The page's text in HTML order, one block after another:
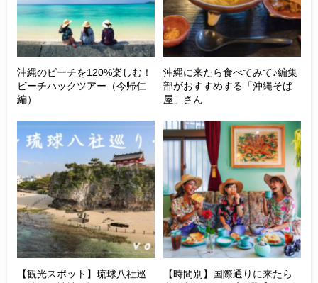
沖縄のビーチを120%楽しむ！
ビーチハックツアー（今帰仁
編）
沖縄に来たら食べてみて♪編集
部がおすすめする「沖縄そば
屋」さん
【観光スポット】琉球八社巡
【時間別】国際通りに来たら